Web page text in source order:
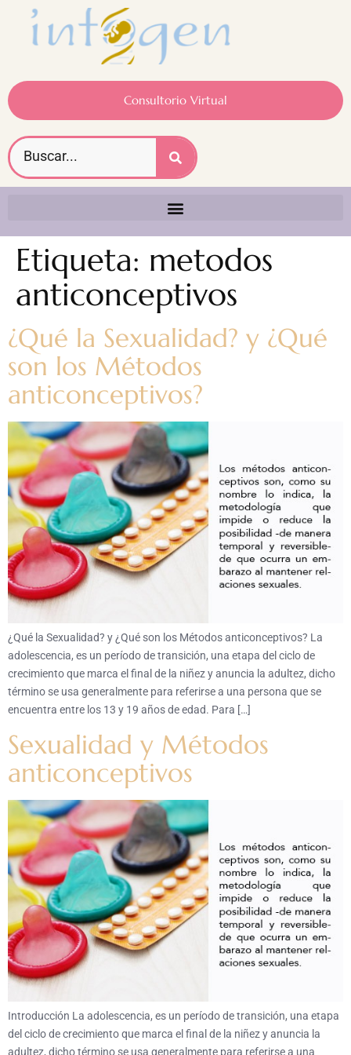
Consultorio Virtual
Etiqueta: metodos
anticonceptivos
¿Qué la Sexualidad? y ¿Qué
son los Métodos
anticonceptivos?
¿Qué la Sexualidad? y ¿Qué son los Métodos anticonceptivos? La
adolescencia, es un período de transición, una etapa del ciclo de
crecimiento que marca el final de la niñez y anuncia la adultez, dicho
término se usa generalmente para referirse a una persona que se
encuentra entre los 13 y 19 años de edad. Para […]
Sexualidad y Métodos
anticonceptivos
Introducción La adolescencia, es un período de transición, una etapa
del ciclo de crecimiento que marca el final de la niñez y anuncia la
adultez, dicho término se usa generalmente para referirse a una